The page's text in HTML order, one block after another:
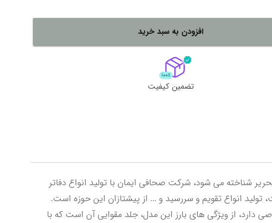
نمایش همه محصولاتنمایش همه محصولات
افزودن به سبد خرید
تضمین کیفیت